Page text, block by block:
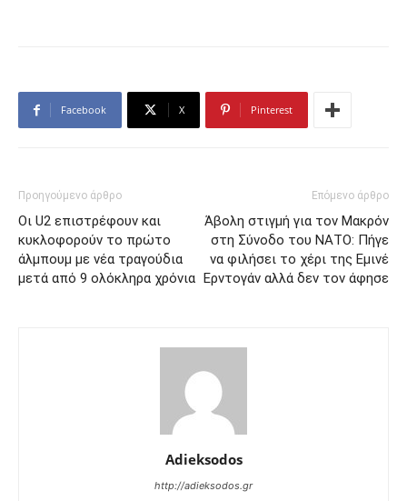
Facebook X Pinterest
Προηγούμενο άρθρο
Οι U2 επιστρέφουν και
κυκλοφορούν το πρώτο
άλμπουμ με νέα τραγούδια
μετά από 9 ολόκληρα χρόνια
Επόμενο άρθρο
Άβολη στιγμή για τον Μακρόν
στη Σύνοδο του ΝΑΤΟ: Πήγε
να φιλήσει το χέρι της Εμινέ
Ερντογάν αλλά δεν τον άφησε
Adieksodos
http://adieksodos.gr